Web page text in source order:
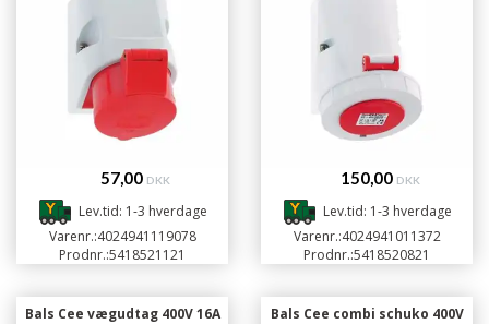
57,00 DKK
Lev.tid: 1-3 hverdage
Varenr.:4024941119078
Prodnr.:5418521121
150,00 DKK
Lev.tid: 1-3 hverdage
Varenr.:4024941011372
Prodnr.:5418520821
Bals Cee vægudtag 400V 16A Bals Cee combi schuko 400V